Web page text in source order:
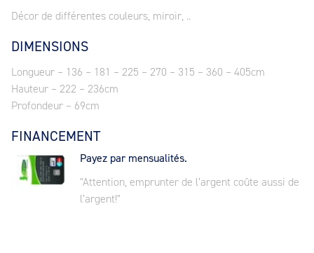
Décor de différentes couleurs, miroir, ..
DIMENSIONS
Longueur – 136 – 181 – 225 – 270 – 315 – 360 – 405cm
Hauteur – 222 – 236cm
Profondeur – 69cm
FINANCEMENT
Payez par mensualités.
"Attention, emprunter de l’argent coûte aussi de
l’argent!"